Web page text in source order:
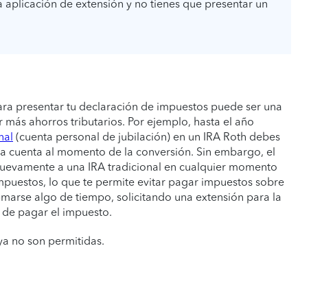
de extensión y no tienes que presentar un
presentar tu declaración de impuestos puede ser una
ahorros tributarios. Por ejemplo, hasta el año
(cuenta personal de jubilación) en un IRA Roth debes
cuenta al momento de la conversión. Sin embargo, el
a una IRA tradicional en cualquier momento
lo que te permite evitar pagar impuestos sobre
algo de tiempo, solicitando una extensión para la
pagar el impuesto.
no son permitidas.